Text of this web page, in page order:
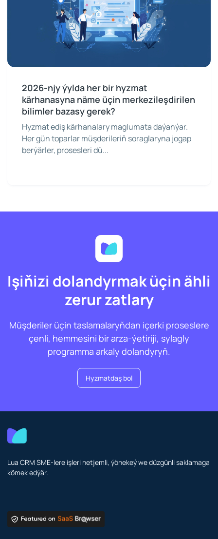
2026-njy ýylda her bir hyzmat
kärhanasyna näme üçin merkezileşdirilen
bilimler bazasy gerek?
Hyzmat ediş kärhanalary maglumata daýanýar.
Her gün toparlar müşderileriň soraglaryna jogap
berýärler, prosesleri dü...
Işiňizi dolandyrmak üçin ähli
zerur zatlary
Müşderiler üçin taslamalaryňdan içerki proseslere
çenli, hemmesini bir arza-ýetiriji, sylagly
programma arkaly dolandyryň.
Hyzmatdaş bol
Lua CRM SME-lere işleri netjemli, ýönekeý we düzgünli saklamaga
kömek edýär.